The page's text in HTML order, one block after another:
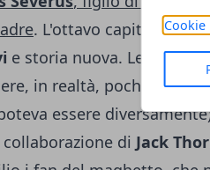
Cookie
. L'ottavo capitolo di
e storia nuova. Le notizie
in realtà, poche. E'
essere
di Jack